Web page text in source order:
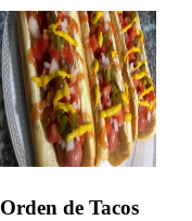
Orden de Tacos